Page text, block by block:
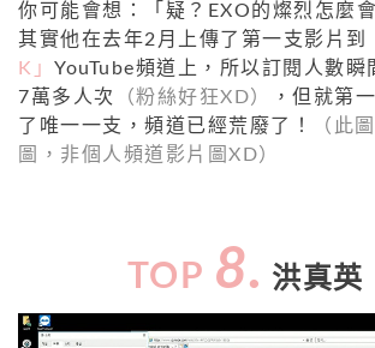
你可能會想：「疑？EXO的燦烈怎麼會
其實他在去年2月上傳了第一支影片到
K」 YouTube頻道上，所以訂閱人數瞬
7萬多人次
（粉絲好狂XD）
，但就第
了唯一一支，頻道已經荒廢了！
（此
圖，非個人頻道影片圖XD）
TOP 8. 洪真英